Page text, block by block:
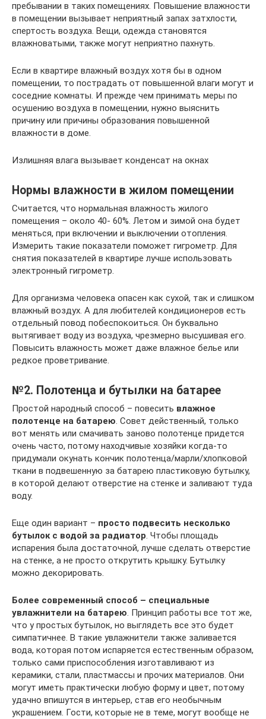
пребывании в таких помещениях. Повышение влажности
в помещении вызывает неприятный запах затхлости,
спертость воздуха. Вещи, одежда становятся
влажноватыми, также могут неприятно пахнуть.
Если в квартире влажный воздух хотя бы в одном
помещении, то пострадать от повышенной влаги могут и
соседние комнаты. И прежде чем принимать меры по
осушению воздуха в помещении, нужно выяснить
причину или причины образования повышенной
влажности в доме.
Излишняя влага вызывает конденсат на окнах
Нормы влажности в жилом помещении
Считается, что нормальная влажность жилого
помещения – около 40- 60%. Летом и зимой она будет
меняться, при включении и выключении отопления.
Измерить такие показатели поможет гигрометр. Для
снятия показателей в квартире лучше использовать
электронный гигрометр.
Для организма человека опасен как сухой, так и слишком
влажный воздух. А для любителей кондиционеров есть
отдельный повод побеспокоиться. Он буквально
вытягивает воду из воздуха, чрезмерно высушивая его.
Повысить влажность может даже влажное белье или
редкое проветривание.
№2. Полотенца и бутылки на батарее
Простой народный способ – повесить влажное
полотенце на батарею. Совет действенный, только
вот менять или смачивать заново полотенце придется
очень часто, потому находчивые хозяйки когда-то
придумали окунать кончик полотенца/марли/хлопковой
ткани в подвешенную за батарею пластиковую бутылку,
в которой делают отверстие на стенке и заливают туда
воду.
Еще один вариант – просто подвесить несколько
бутылок с водой за радиатор. Чтобы площадь
испарения была достаточной, лучше сделать отверстие
на стенке, а не просто открутить крышку. Бутылку
можно декорировать.
Более современный способ – специальные
увлажнители на батарею. Принцип работы все тот же,
что у простых бутылок, но выглядеть все это будет
симпатичнее. В такие увлажнители также заливается
вода, которая потом испаряется естественным образом,
только сами приспособления изготавливают из
керамики, стали, пластмассы и прочих материалов. Они
могут иметь практически любую форму и цвет, потому
удачно впишутся в интерьер, став его необычным
украшением. Гости, которые не в теме, могут вообще не